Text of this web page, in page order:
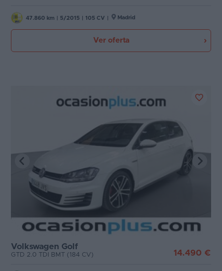
47.860 km 5/2015 105 CV Madrid
Ver oferta
Volkswagen Golf
GTD 2.0 TDI BMT (184 CV) 14.490 €